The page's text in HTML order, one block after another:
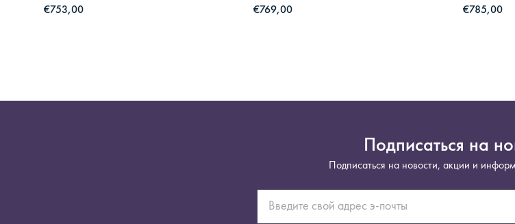
€753,00 €769,00 €785,00
Подписаться на
Подписаться на новости, акции и